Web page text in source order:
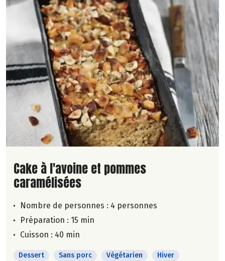
Lire la suite de la recette
Cake à l'avoine et pommes
caramélisées
Nombre de personnes : 4 personnes
Préparation : 15 min
Cuisson : 40 min
Dessert Sans porc Végétarien Hiver